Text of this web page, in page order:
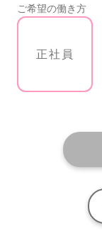
ご希望の働き方
正社員